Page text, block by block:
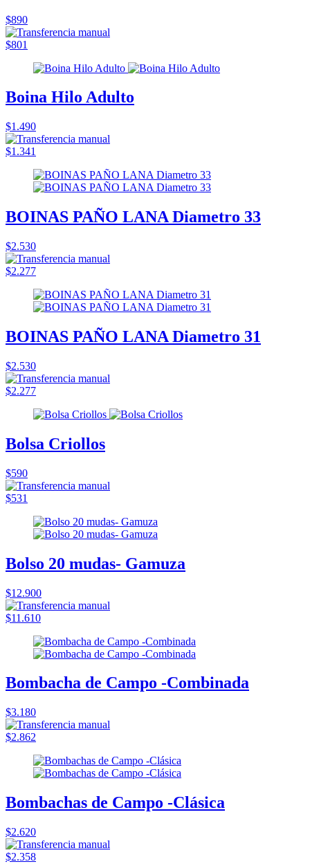
$890
$801
Boina Hilo Adulto
$1.490
$1.341
BOINAS PAÑO LANA Diametro 33
$2.530
$2.277
BOINAS PAÑO LANA Diametro 31
$2.530
$2.277
Bolsa Criollos
$590
$531
Bolso 20 mudas- Gamuza
$12.900
$11.610
Bombacha de Campo -Combinada
$3.180
$2.862
Bombachas de Campo -Clásica
$2.620
$2.358